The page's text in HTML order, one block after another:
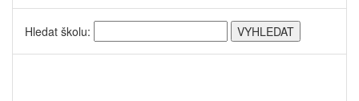
Hledat školu: